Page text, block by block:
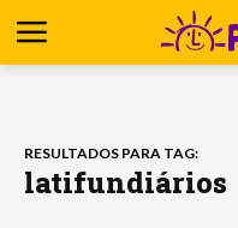
RESULTADOS PARA TAG:
latifundiários